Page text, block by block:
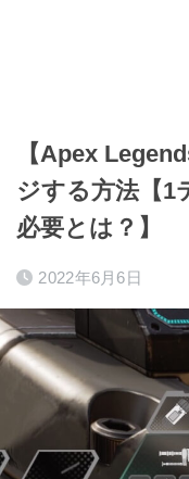
【Apex
ジする方法【1
必要とは？】
2022年6月6日